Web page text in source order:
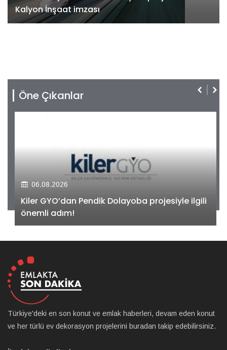
Kalyon İnşaat imzası
Öne Çıkanlar
06.08.2026
Kiler GYO’dan Pendik Dolayoba projesiyle ilgili
önemli adım!
Türkiye'deki en son konut ve emlak haberleri, devam eden konut
ve her türlü ev dekorasyon projelerini buradan takip edebilirsiniz.